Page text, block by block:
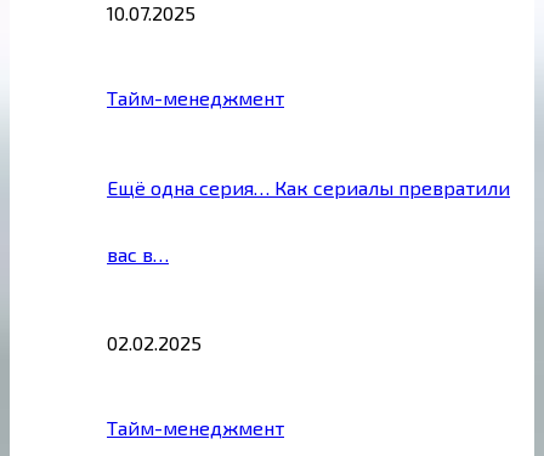
10.07.2025
Тайм-менеджмент
Ещё одна серия… Как сериалы превратили
вас в…
02.02.2025
Тайм-менеджмент